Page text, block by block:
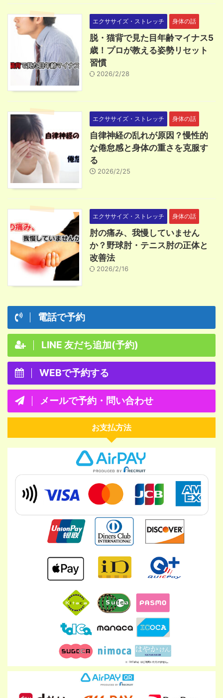
エクササイズ・ストレッチ 身体の話
脱・猫背で見た目年齢マイナス5
歳！プロが教える姿勢リセット
習慣
2026/2/28
エクササイズ・ストレッチ 身体の話
自律神経の乱れが原因？慢性的
な倦怠感と身体の重さを克服す
る
2026/2/25
エクササイズ・ストレッチ 身体の話
肘の痛み、我慢していません
か？野球肘・テニス肘の正体と
改善法
2026/2/16
電話で予約
LINE 友だち追加(予約)
WEBで予約する
メールで予約・問い合わせ
お支払方法